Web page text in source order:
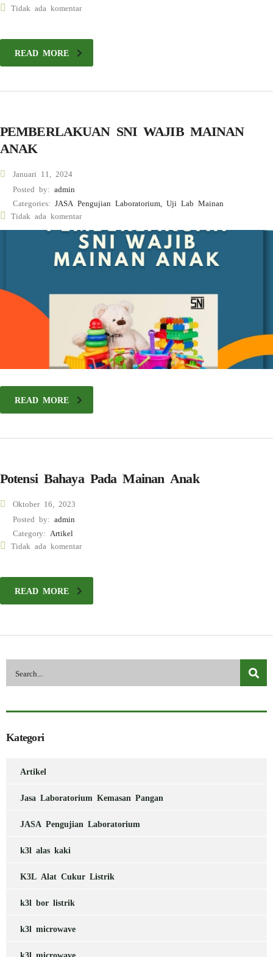
Tidak ada komentar
READ MORE
PEMBERLAKUAN SNI WAJIB MAINAN
ANAK
Januari 11, 2024
Posted by: admin
Categories: JASA Pengujian Laboratorium, Uji Lab Mainan
Tidak ada komentar
READ MORE
Potensi Bahaya Pada Mainan Anak
Oktober 16, 2023
Posted by: admin
Category: Artikel
Tidak ada komentar
READ MORE
Kategori
Artikel
Jasa Laboratorium Kemasan Pangan
JASA Pengujian Laboratorium
k3l alas kaki
K3L Alat Cukur Listrik
k3l bor listrik
k3l microwave
k3l microwave